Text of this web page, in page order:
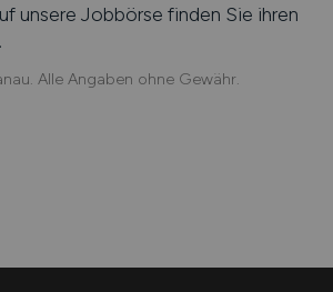
unsere Jobbörse finden Sie ihren
Alle Angaben ohne Gewähr.